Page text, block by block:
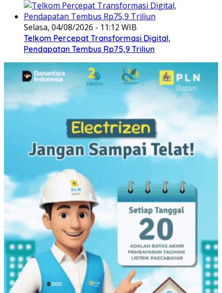
Selasa, 04/08/2026 - 11:12 WIB
Telkom Percepat Transformasi Digital,
Pendapatan Tembus Rp75,9 Triliun